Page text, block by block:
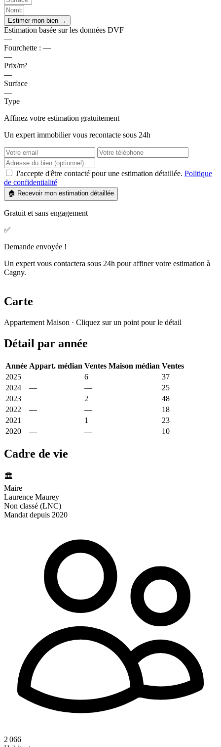
Estimer mon bien →
Estimation basée sur les données DVF
—
Fourchette : —
—
Prix/m²
—
Surface
—
Type
Affinez votre estimation gratuitement
Un expert immobilier vous recontacte sous 24h
J'accepte d'être contacté pour une estimation détaillée. Politique
de confidentialité
🏠 Recevoir mon estimation détaillée
Gratuit et sans engagement
✅
Demande envoyée !
Un expert vous contactera sous 24h pour affiner votre estimation à
Cagny.
Carte
−
Appartement Maison · Cliquez sur un point pour le détail
Détail par année
Année Appart. médian Ventes Maison médian Ventes
2025
6
37
2024
— —
25
2023
2
48
2022
— —
18
2021
1
23
2020
— — 10
Cadre de vie
🏛️
Maire
Laurence Maurey
Non classé (LNC)
Mandat depuis 2020
2 066